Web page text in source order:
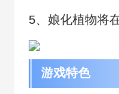
5、娘化植物将
游戏特色